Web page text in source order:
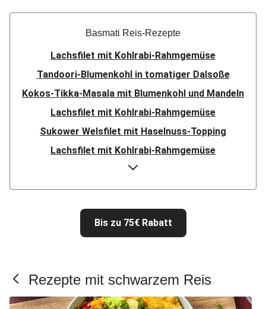
Basmati Reis-Rezepte
Lachsfilet mit Kohlrabi-Rahmgemüse
Tandoori-Blumenkohl in tomatiger Dalsoße
Kokos-Tikka-Masala mit Blumenkohl und Mandeln
Lachsfilet mit Kohlrabi-Rahmgemüse
Sukower Welsfilet mit Haselnuss-Topping
Lachsfilet mit Kohlrabi-Rahmgemüse
Gemüsefrikassee mit Blumenkohl
Hello Köfte! Türkische Frikadellen
Hello Köfte! Türkische Frikadellen
Hello Köfte! Türkische Frikadellen
Hello Köfte! Türkisch-kräftige Frikadellen
Adana-Köfte
Bis zu 75€ Rabatt
Rezepte mit schwarzem Reis